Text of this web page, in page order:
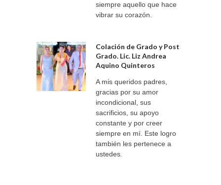
siempre aquello que hace
vibrar su corazón.
Colación de Grado y Post
Grado. Lic. Liz Andrea
Aquino Quinteros
A mis queridos padres,
gracias por su amor
incondicional, sus
sacrificios, su apoyo
constante y por creer
siempre en mí. Este logro
también les pertenece a
ustedes.